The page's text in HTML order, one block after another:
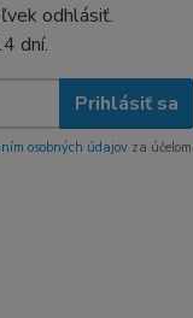
odhlásiť.
dní.
Prihlásiť sa
osobných údajov za účelom